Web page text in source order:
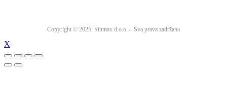
Copyright © 2025. Sinmax d.o.o. – Sva prava zadržana
X